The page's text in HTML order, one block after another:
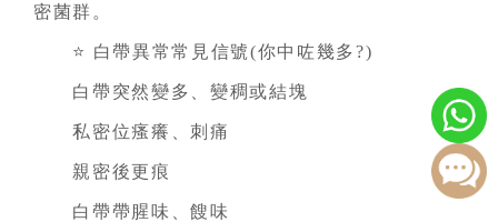
密菌群。
⭐ 白帶異常常見信號(你中咗幾多?)
白帶突然變多、變稠或結塊
私密位瘙癢、刺痛
親密後更痕
白帶帶腥味、餿味